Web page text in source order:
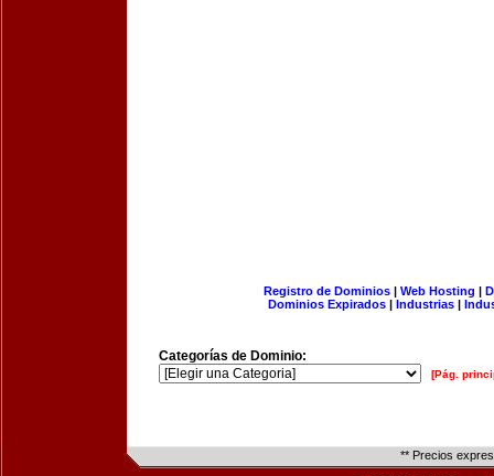
Registro de Dominios| Web Hosting |
Dominios Expirados | Industrias |
Categorías de Dominio:
[Pág.
** Precios